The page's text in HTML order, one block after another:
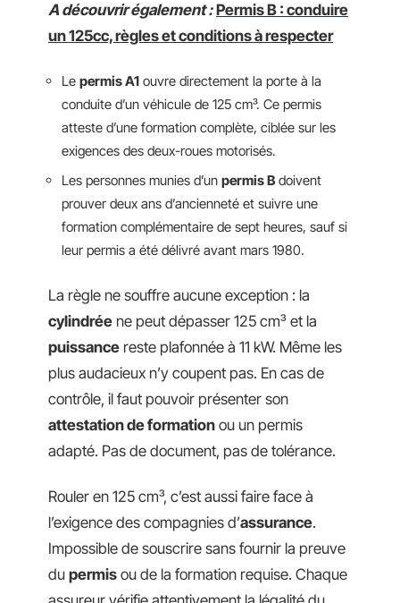
A découvrir également : Permis B : conduire
un 125cc, règles et conditions à respecter
Le permis A1 ouvre directement la porte à la
conduite d’un véhicule de 125 cm³. Ce permis
atteste d’une formation complète, ciblée sur les
exigences des deux-roues motorisés.
Les personnes munies d’un permis B doivent
prouver deux ans d’ancienneté et suivre une
formation complémentaire de sept heures, sauf si
leur permis a été délivré avant mars 1980.
La règle ne souffre aucune exception : la
cylindrée ne peut dépasser 125 cm³ et la
puissance reste plafonnée à 11 kW. Même les
plus audacieux n’y coupent pas. En cas de
contrôle, il faut pouvoir présenter son
attestation de formation ou un permis
adapté. Pas de document, pas de tolérance.
Rouler en 125 cm³, c’est aussi faire face à
l’exigence des compagnies d’assurance.
Impossible de souscrire sans fournir la preuve
du permis ou de la formation requise. Chaque